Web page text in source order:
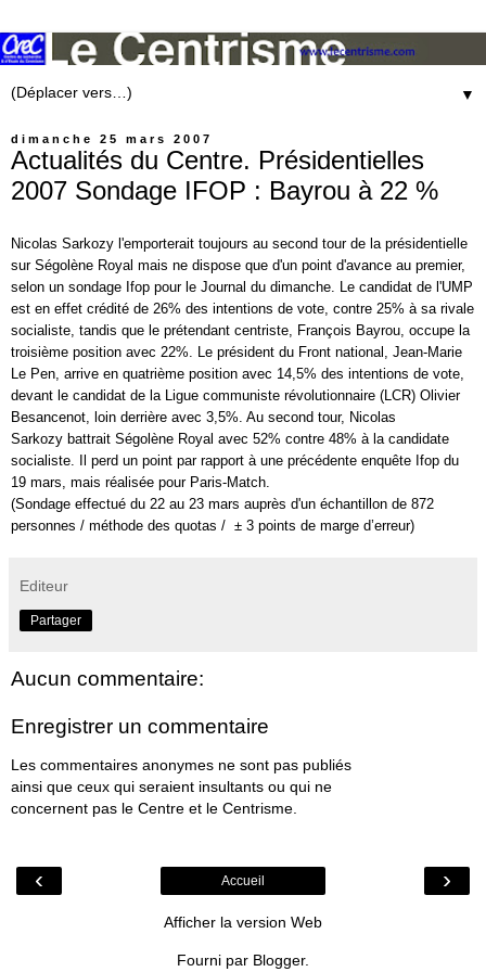
▼
dimanche 25 mars 2007
Actualités du Centre. Présidentielles
2007 Sondage IFOP : Bayrou à 22 %
Nicolas Sarkozy l'emporterait toujours au second tour de la présidentielle
sur Ségolène Royal mais ne dispose que d'un point d'avance au premier,
selon un sondage Ifop pour le Journal du dimanche. Le candidat de l'UMP
est en effet crédité de 26% des intentions de vote, contre 25% à sa rivale
socialiste, tandis que le prétendant centriste, François Bayrou, occupe la
troisième position avec 22%. Le président du Front national, Jean-Marie
Le Pen, arrive en quatrième position avec 14,5% des intentions de vote,
devant le candidat de la Ligue communiste révolutionnaire (LCR) Olivier
Besancenot, loin derrière avec 3,5%. Au second tour, Nicolas
Sarkozy battrait Ségolène Royal avec 52% contre 48% à la candidate
socialiste. Il perd un point par rapport à une précédente enquête Ifop du
19 mars, mais réalisée pour Paris-Match.
(Sondage effectué du 22 au 23 mars auprès d'un échantillon de 872
personnes / méthode des quotas / ± 3 points de marge d’erreur)
Editeur
Partager
Aucun commentaire:
Enregistrer un commentaire
Les commentaires anonymes ne sont pas publiés
ainsi que ceux qui seraient insultants ou qui ne
concernent pas le Centre et le Centrisme.
‹ ›
Accueil
Afficher la version Web
Fourni par Blogger.